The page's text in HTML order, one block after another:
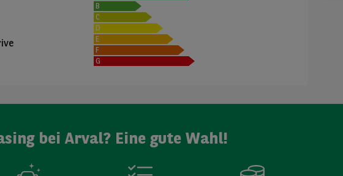
B
C
D
E
F
G
bei Arval? Eine gute Wahl!